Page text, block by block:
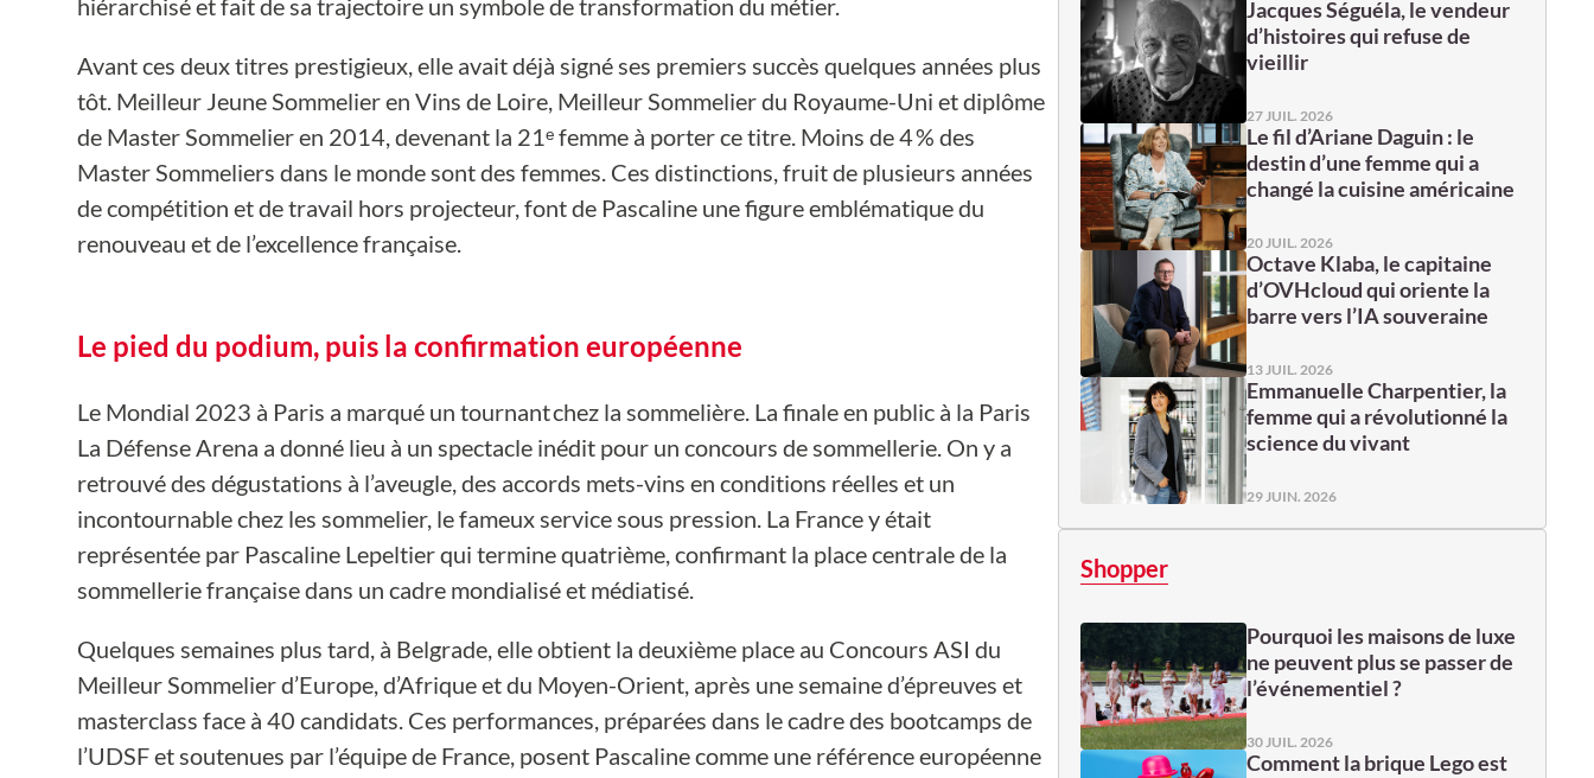
hiérarchisé et fait de sa trajectoire un symbole de transformation du métier.
Avant ces deux titres prestigieux, elle avait déjà signé ses premiers succès quelques années plus
tôt. Meilleur Jeune Sommelier en Vins de Loire, Meilleur Sommelier du Royaume-Uni et diplôme
de Master Sommelier en 2014, devenant la 21ᵉ femme à porter ce titre. Moins de 4 % des
Master Sommeliers dans le monde sont des femmes. Ces distinctions, fruit de plusieurs années
de compétition et de travail hors projecteur, font de Pascaline une figure emblématique du
renouveau et de l’excellence française.
Le pied du podium, puis la confirmation européenne
Le Mondial 2023 à Paris a marqué un tournant chez la sommelière. La finale en public à la Paris
La Défense Arena a donné lieu à un spectacle inédit pour un concours de sommellerie. On y a
retrouvé des dégustations à l’aveugle, des accords mets-vins en conditions réelles et un
incontournable chez les sommelier, le fameux service sous pression. La France y était
représentée par Pascaline Lepeltier qui termine quatrième, confirmant la place centrale de la
sommellerie française dans un cadre mondialisé et médiatisé.
Quelques semaines plus tard, à Belgrade, elle obtient la deuxième place au Concours ASI du
Meilleur Sommelier d’Europe, d’Afrique et du Moyen-Orient, après une semaine d’épreuves et
masterclass face à 40 candidats. Ces performances, préparées dans le cadre des bootcamps de
l’UDSF et soutenues par l’équipe de France, posent Pascaline comme une référence européenne
Jacques Séguéla, le vendeur
d’histoires qui refuse de
vieillir
27 JUIL. 2026
Le fil d’Ariane Daguin : le
destin d’une femme qui a
changé la cuisine américaine
20 JUIL. 2026
Octave Klaba, le capitaine
d’OVHcloud qui oriente la
barre vers l’IA souveraine
13 JUIL. 2026
Emmanuelle Charpentier, la
femme qui a révolutionné la
science du vivant
29 JUIN. 2026
Shopper
Pourquoi les maisons de luxe
ne peuvent plus se passer de
l’événementiel ?
30 JUIL. 2026
Comment la brique Lego est